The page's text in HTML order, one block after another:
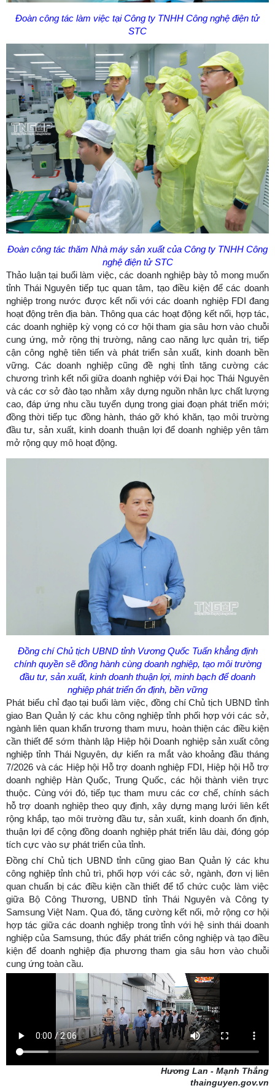
Đoàn công tác làm việc tại Công ty TNHH Công nghệ điện tử
STC
Đoàn công tác thăm Nhà máy sản xuất của Công ty TNHH Công
nghệ điện tử STC
Thảo luận tại buổi làm việc, các doanh nghiệp bày tỏ mong muốn
tỉnh Thái Nguyên tiếp tục quan tâm, tạo điều kiện để các doanh
nghiệp trong nước được kết nối với các doanh nghiệp FDI đang
hoạt động trên địa bàn. Thông qua các hoạt động kết nối, hợp tác,
các doanh nghiệp kỳ vọng có cơ hội tham gia sâu hơn vào chuỗi
cung ứng, mở rộng thị trường, nâng cao năng lực quản trị, tiếp
cận công nghệ tiên tiến và phát triển sản xuất, kinh doanh bền
vững. Các doanh nghiệp cũng đề nghị tỉnh tăng cường các
chương trình kết nối giữa doanh nghiệp với Đại học Thái Nguyên
và các cơ sở đào tạo nhằm xây dựng nguồn nhân lực chất lượng
cao, đáp ứng nhu cầu tuyển dụng trong giai đoạn phát triển mới;
đồng thời tiếp tục đồng hành, tháo gỡ khó khăn, tạo môi trường
đầu tư, sản xuất, kinh doanh thuận lợi để doanh nghiệp yên tâm
mở rộng quy mô hoạt động.
Đồng chí Chủ tịch UBND tỉnh Vương Quốc Tuấn khẳng định
chính quyền sẽ đồng hành cùng doanh nghiệp, tạo môi trường
đầu tư, sản xuất, kinh doanh thuận lợi, minh bạch để doanh
nghiệp phát triển ổn định, bền vững
Phát biểu chỉ đạo tại buổi làm việc, đồng chí Chủ tịch UBND tỉnh
giao Ban Quản lý các khu công nghiệp tỉnh phối hợp với các sở,
ngành liên quan khẩn trương tham mưu, hoàn thiện các điều kiện
cần thiết để sớm thành lập Hiệp hội Doanh nghiệp sản xuất công
nghiệp tỉnh Thái Nguyên, dự kiến ra mắt vào khoảng đầu tháng
7/2026 và các Hiệp hội Hỗ trợ doanh nghiệp FDI, Hiệp hội Hỗ trợ
doanh nghiệp Hàn Quốc, Trung Quốc, các hội thành viên trực
thuộc. Cùng với đó, tiếp tục tham mưu các cơ chế, chính sách
hỗ trợ doanh nghiệp theo quy định, xây dựng mạng lưới liên kết
rộng khắp, tạo môi trường đầu tư, sản xuất, kinh doanh ổn định,
thuận lợi để cộng đồng doanh nghiệp phát triển lâu dài, đóng góp
tích cực vào sự phát triển của tỉnh.
Đồng chí Chủ tịch UBND tỉnh cũng giao Ban Quản lý các khu
công nghiệp tỉnh chủ trì, phối hợp với các sở, ngành, đơn vị liên
quan chuẩn bị các điều kiện cần thiết để tổ chức cuộc làm việc
giữa Bộ Công Thương, UBND tỉnh Thái Nguyên và Công ty
Samsung Việt Nam. Qua đó, tăng cường kết nối, mở rộng cơ hội
hợp tác giữa các doanh nghiệp trong tỉnh với hệ sinh thái doanh
nghiệp của Samsung, thúc đẩy phát triển công nghiệp và tạo điều
kiện để doanh nghiệp địa phương tham gia sâu hơn vào chuỗi
cung ứng toàn cầu.
Hương Lan - Mạnh Thắng
thainguyen.gov.vn